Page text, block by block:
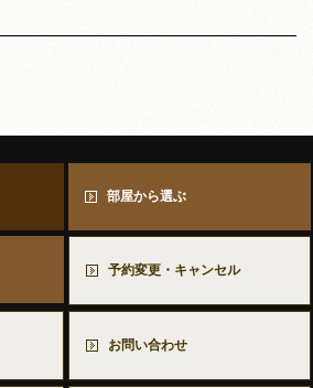
部屋から選ぶ
予約変更・キャンセル
お問い合わせ